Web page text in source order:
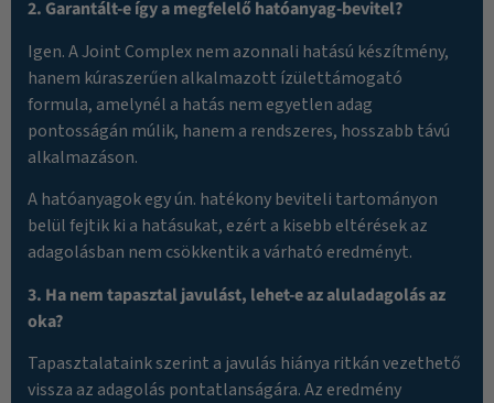
2. Garantált-e így a megfelelő hatóanyag-bevitel?
Igen. A Joint Complex nem azonnali hatású készítmény,
hanem kúraszerűen alkalmazott ízülettámogató
formula, amelynél a hatás nem egyetlen adag
pontosságán múlik, hanem a rendszeres, hosszabb távú
alkalmazáson.
A hatóanyagok egy ún. hatékony beviteli tartományon
belül fejtik ki a hatásukat, ezért a kisebb eltérések az
adagolásban nem csökkentik a várható eredményt.
3. Ha nem tapasztal javulást, lehet-e az aluladagolás az
oka?
Tapasztalataink szerint a javulás hiánya ritkán vezethető
vissza az adagolás pontatlanságára. Az eredmény